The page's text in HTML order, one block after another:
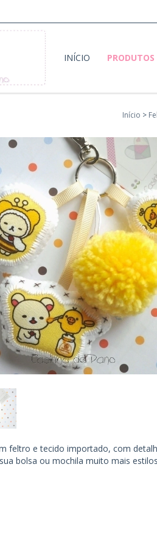
INÍCIO PRODUTOS
Início >
feltro e tecido importado, com
bolsa ou mochila muito mais